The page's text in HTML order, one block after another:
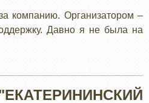
компанию. Организатором –
Давно я не была на